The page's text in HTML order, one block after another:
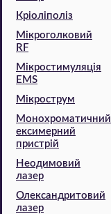
Кріоліполіз
Мікроголковий
RF
Мікростимуляція
EMS
Мікрострум
Монохроматичний
ексимерний
пристрій
Неодимовий
лазер
Олександритовий
лазер